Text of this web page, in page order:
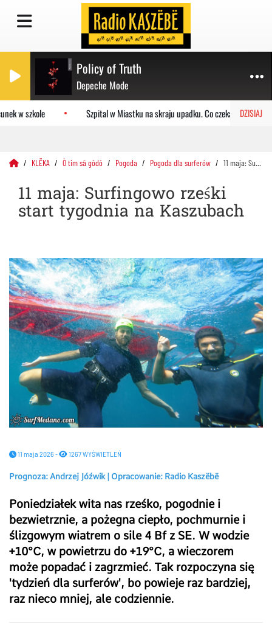
Policy of Truth
Depeche Mode
DZISIAJ
w szkole Szpital w Miastku na skraju upadku. Co czeka placówkę?
KLËKA Ò tim sã gôdô Pogoda Pogoda dla surferów 11 maja: Surfingowo rześki start tygodnia na Kaszubach
11 maja: Surfingowo rześki
start tygodnia na Kaszubach
11 maja 2026 - 1267 WYŚWIETLEŃ
Prognoza: Andrzej Jóźwik | Opracowanie: Radio Kaszëbë
Poniedziałek wita nas rześko, pogodnie i
bezwietrznie, a pożegna ciepło, pochmurnie i
ślizgowym wiatrem o sile 4 Bf z SE. W wodzie
+10°C, w powietrzu do +19°C, a wieczorem
może popadać i zagrzmieć. Tak rozpoczyna się
'tydzień dla surferów', bo powieje raz bardziej,
raz nieco mniej, ale codziennie.